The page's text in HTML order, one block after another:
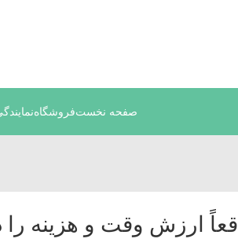
صفحه نخستفروشگاه
ارزش وقت و هزینه را